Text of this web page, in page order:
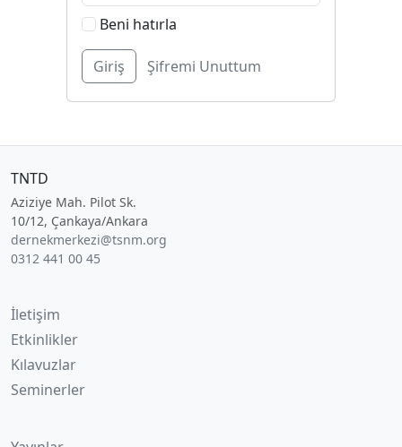
Beni hatırla
Şifremi Unuttum
TNTD
Aziziye Mah. Pilot Sk.
10/12, Çankaya/Ankara
dernekmerkezi@tsnm.org
0312 441 00 45
İletişim
Etkinlikler
Kılavuzlar
Seminerler